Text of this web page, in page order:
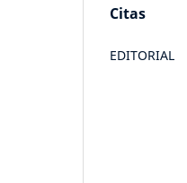
Citas
EDITORIAL